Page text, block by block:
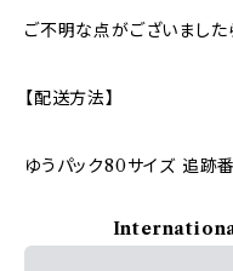
ご不明な点がございました
【配送方法】
ゆうパック80サイズ 追跡